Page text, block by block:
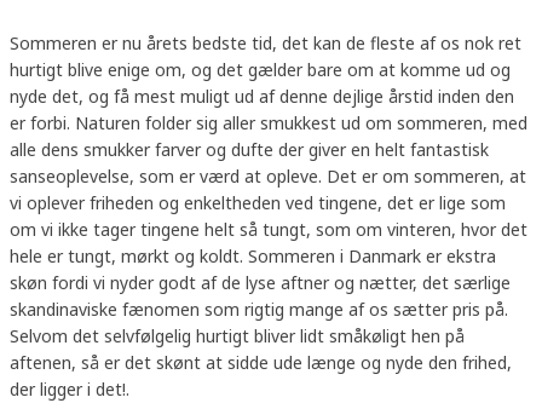
Sommeren er nu årets bedste tid, det kan de fleste af os nok ret
hurtigt blive enige om, og det gælder bare om at komme ud og
nyde det, og få mest muligt ud af denne dejlige årstid inden den
er forbi. Naturen folder sig aller smukkest ud om sommeren, med
alle dens smukker farver og dufte der giver en helt fantastisk
sanseoplevelse, som er værd at opleve. Det er om sommeren, at
vi oplever friheden og enkeltheden ved tingene, det er lige som
om vi ikke tager tingene helt så tungt, som om vinteren, hvor det
hele er tungt, mørkt og koldt. Sommeren i Danmark er ekstra
skøn fordi vi nyder godt af de lyse aftner og nætter, det særlige
skandinaviske fænomen som rigtig mange af os sætter pris på.
Selvom det selvfølgelig hurtigt bliver lidt småkøligt hen på
aftenen, så er det skønt at sidde ude længe og nyde den frihed,
der ligger i det!.